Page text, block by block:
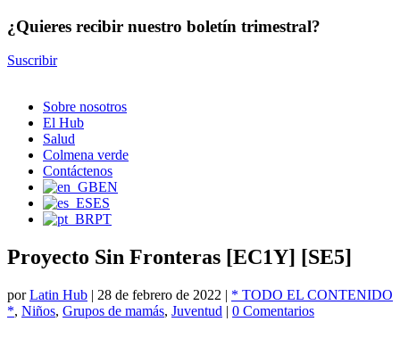
¿Quieres recibir nuestro boletín trimestral?
Suscribir
Sobre nosotros
El Hub
Salud
Colmena verde
Contáctenos
EN
ES
PT
Proyecto Sin Fronteras [EC1Y] [SE5]
porLatin Hub | 28 de febrero de 2022 | * TODO EL CONTENIDO
*, Niños, Grupos de mamás, Juventud | 0 Comentarios